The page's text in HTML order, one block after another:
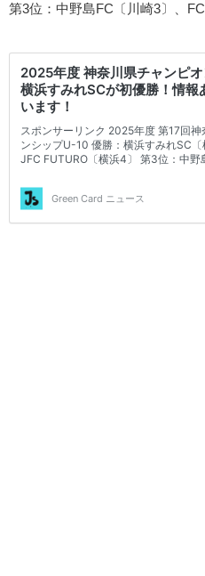
第3位：中野島FC〔川崎3〕、